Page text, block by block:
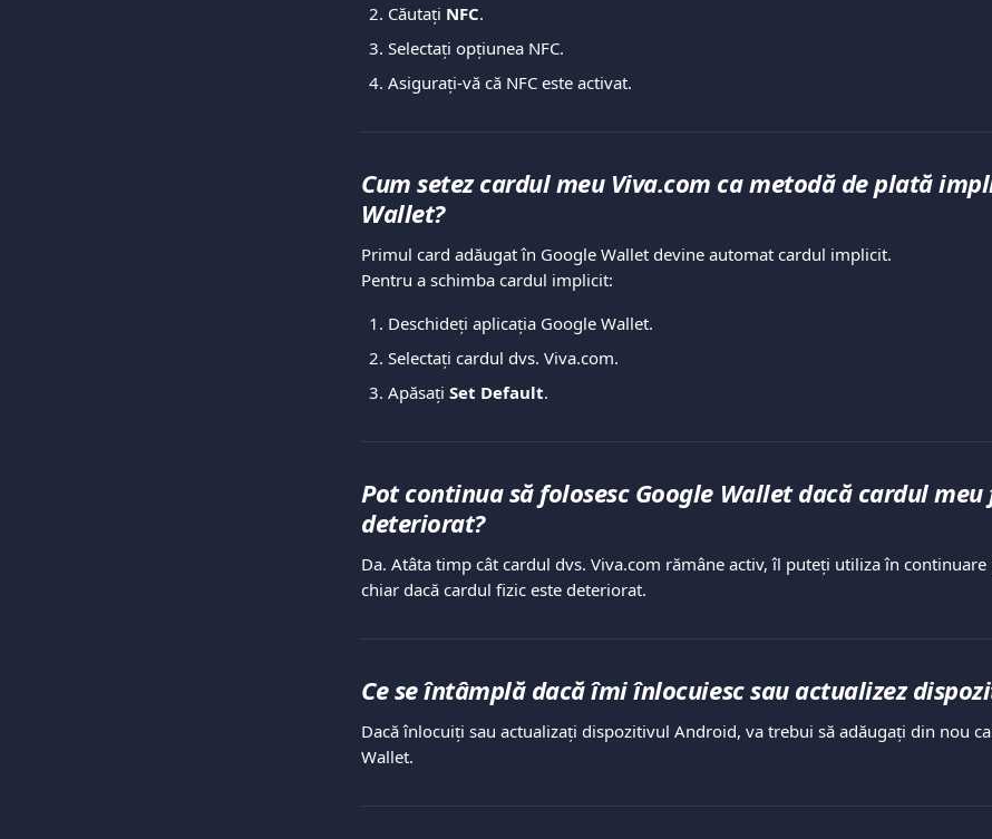
Căutați NFC.
Selectați opțiunea NFC.
Asigurați-vă că NFC este activat.
Cum setez cardul meu Viva.com ca metodă de plată
Wallet?
Primul card adăugat în Google Wallet devine automat cardul implicit.
Pentru a schimba cardul implicit:
Deschideți aplicația Google Wallet.
Selectați cardul dvs. Viva.com.
Apăsați Set Default.
Pot continua să folosesc Google Wallet dacă cardul meu
deteriorat?
Da. Atâta timp cât cardul dvs. Viva.com rămâne activ, îl puteți utiliza în
chiar dacă cardul fizic este deteriorat.
Ce se întâmplă dacă îmi înlocuiesc sau actualizez
Dacă înlocuiți sau actualizați dispozitivul Android, va trebui să adăugați din nou
Wallet.